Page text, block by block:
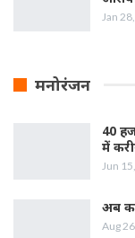
Jan
मनोरंजन
40
में
Jun
अब
Aug